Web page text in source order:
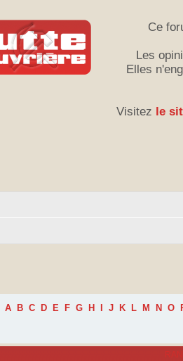
Ce
Les
Elles
Visitez le
A B C D E F G H J K L M N O